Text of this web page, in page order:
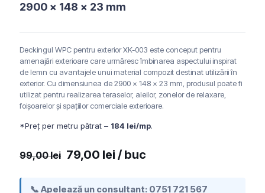
2900 x 148 x 23 mm
Deckingul WPC pentru exterior XK-003 este conceput pentru
amenajări exterioare care urmăresc îmbinarea aspectului inspirat
de lemn cu avantajele unui material compozit destinat utilizării în
exterior. Cu dimensiunea de 2900 x 148 x 23 mm, produsul poate fi
utilizat pentru realizarea teraselor, aleilor, zonelor de relaxare,
foișoarelor și spațiilor comerciale exterioare.
*Preț per metru pătrat – 184 lei/mp.
99,00lei Prețul
a
79,00 lei Prețul
este:
/ buc
📞 Apelează un consultant: 0751 721 567